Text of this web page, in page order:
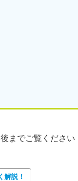
までご覧ください
解説！